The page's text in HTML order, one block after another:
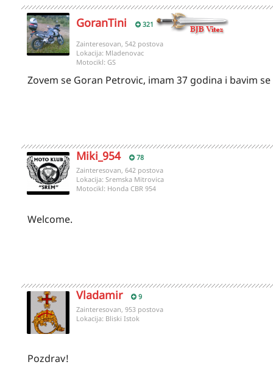
GoranTini 321
Zainteresovan, 542 postova
Lokacija: Mladenovac
Motocikl: GS
Zovem se Goran Petrovic, imam 37 godina i bavim
Miki_954 78
Zainteresovan, 642 postova
Lokacija: Sremska Mitrovica
Motocikl: Honda CBR 954
Welcome.
Vladamir 9
Zainteresovan, 953 postova
Lokacija: Bliski Istok
Pozdrav!